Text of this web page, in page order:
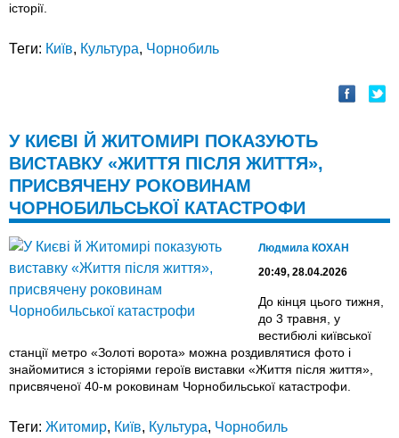
історії.
Теги: Київ, Культура, Чорнобиль
У КИЄВІ Й ЖИТОМИРІ ПОКАЗУЮТЬ
ВИСТАВКУ «ЖИТТЯ ПІСЛЯ ЖИТТЯ»,
ПРИСВЯЧЕНУ РОКОВИНАМ
ЧОРНОБИЛЬСЬКОЇ КАТАСТРОФИ
Людмила КОХАН
20:49, 28.04.2026
До кінця цього тижня,
до 3 травня, у
вестибюлі київської
станції метро «Золоті ворота» можна роздивлятися фото і
знайомитися з історіями героїв виставки «Життя після життя»,
присвяченої 40-м роковинам Чорнобильської катастрофи.
Теги: Житомир, Київ, Культура, Чорнобиль